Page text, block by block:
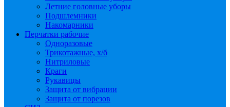
Летние головные уборы
Подшлемники
Накомарники
Перчатки рабочие
Одноразовые
Трикотажные, х/б
Нитриловые
Краги
Рукавицы
Защита от вибрации
Защита от порезов